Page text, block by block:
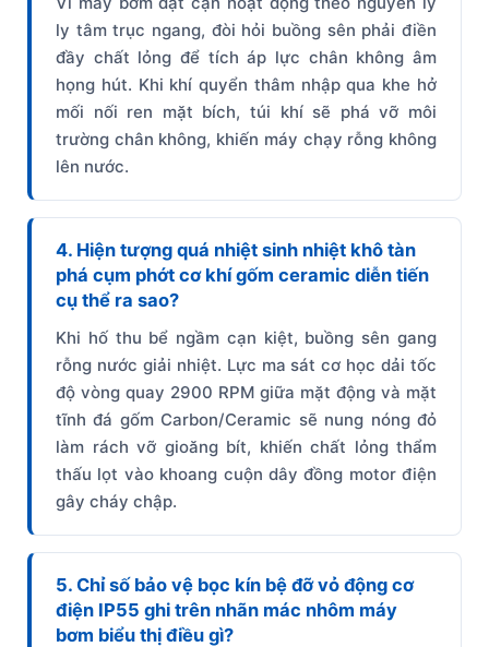
ly tâm trục ngang, đòi hỏi buồng sên phải điền
đầy chất lỏng để tích áp lực chân không âm
họng hút. Khi khí quyển thâm nhập qua khe hở
mối nối ren mặt bích, túi khí sẽ phá vỡ môi
trường chân không, khiến máy chạy rỗng không
lên nước.
4. Hiện tượng quá nhiệt sinh nhiệt khô tàn
phá cụm phớt cơ khí gốm ceramic diễn tiến
cụ thể ra sao?
Khi hố thu bể ngầm cạn kiệt, buồng sên gang
rỗng nước giải nhiệt. Lực ma sát cơ học dải tốc
độ vòng quay 2900 RPM giữa mặt động và mặt
tĩnh đá gốm Carbon/Ceramic sẽ nung nóng đỏ
làm rách vỡ gioăng bít, khiến chất lỏng thẩm
thấu lọt vào khoang cuộn dây đồng motor điện
gây cháy chập.
5. Chỉ số bảo vệ bọc kín bệ đỡ vỏ động cơ
điện IP55 ghi trên nhãn mác nhôm máy
bơm biểu thị điều gì?